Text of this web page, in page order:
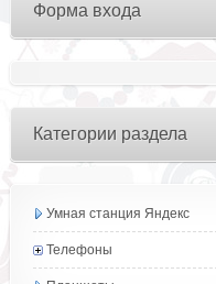
Форма входа
Категории раздела
Умная станция Яндекс
Телефоны